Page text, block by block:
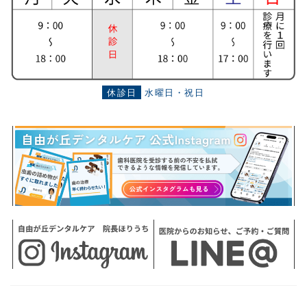
休診日 水曜日・祝日